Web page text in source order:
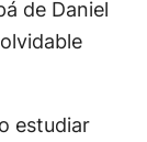
de Daniel
estudiar